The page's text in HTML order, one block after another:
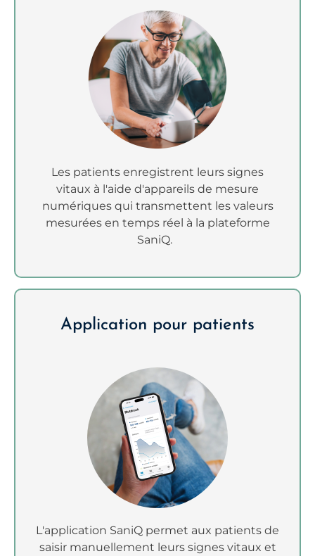
Les patients enregistrent leurs signes
vitaux à l'aide d'appareils de mesure
numériques qui transmettent les valeurs
mesurées en temps réel à la plateforme
SaniQ.
Application pour patients
L'application SaniQ permet aux patients de
saisir manuellement leurs signes vitaux et